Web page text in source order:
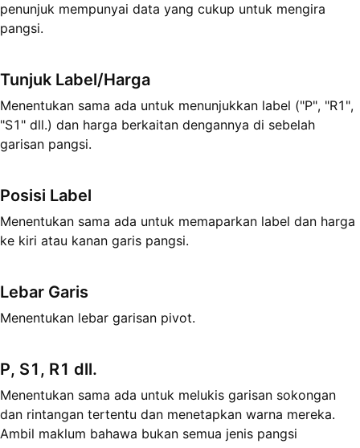
penunjuk mempunyai data yang cukup untuk mengira
pangsi.
Tunjuk Label/Harga
Menentukan sama ada untuk menunjukkan label ("P", "R1",
"S1" dll.) dan harga berkaitan dengannya di sebelah
garisan pangsi.
Posisi Label
Menentukan sama ada untuk memaparkan label dan harga
ke kiri atau kanan garis pangsi.
Lebar Garis
Menentukan lebar garisan pivot.
P, S1, R1 dll.
Menentukan sama ada untuk melukis garisan sokongan
dan rintangan tertentu dan menetapkan warna mereka.
Ambil maklum bahawa bukan semua jenis pangsi